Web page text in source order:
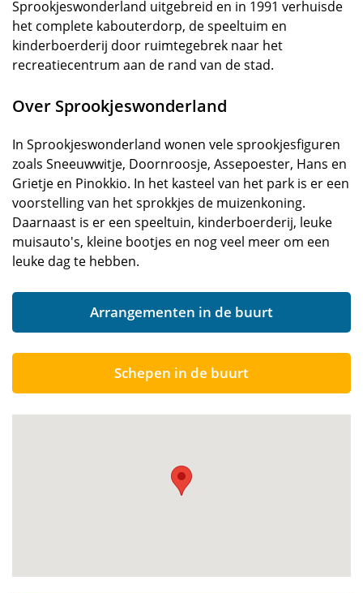
Sprookjeswonderland uitgebreid en in 1991 verhuisde
het complete kabouterdorp, de speeltuim en
kinderboerderij door ruimtegebrek naar het
recreatiecentrum aan de rand van de stad.
Over Sprookjeswonderland
In Sprookjeswonderland wonen vele sprookjesfiguren
zoals Sneeuwwitje, Doornroosje, Assepoester, Hans en
Grietje en Pinokkio. In het kasteel van het park is er een
voorstelling van het sprokkjes de muizenkoning.
Daarnaast is er een speeltuin, kinderboerderij, leuke
muisauto's, kleine bootjes en nog veel meer om een
leuke dag te hebben.
Arrangementen in de buurt
Schepen in de buurt